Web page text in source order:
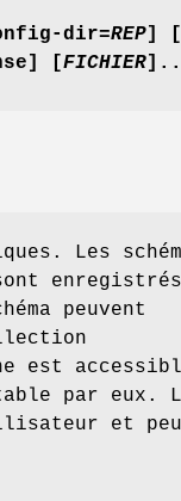
dir=REP]
[FICHIER
Les
peuvent
est
par eux.
et